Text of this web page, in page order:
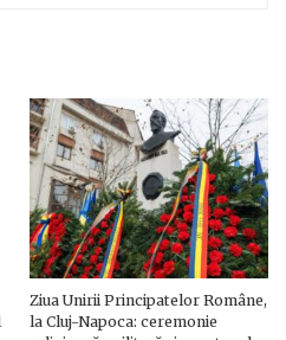
Ziua Unirii Principatelor Române,
la Cluj-Napoca: ceremonie